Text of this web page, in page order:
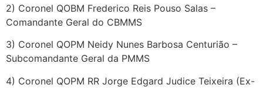
2) Coronel QOBM Frederico Reis Pouso Salas –
Comandante Geral do CBMMS
3) Coronel QOPM Neidy Nunes Barbosa Centurião –
Subcomandante Geral da PMMS
4) Coronel QOPM RR Jorge Edgard Judice Teixeira (Ex-